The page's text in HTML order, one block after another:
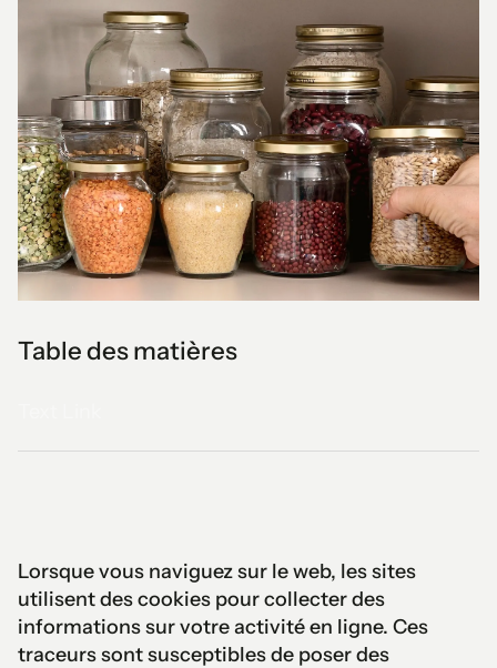
Table des matières
Lorsque vous naviguez sur le web, les sites
utilisent des cookies pour collecter des
informations sur votre activité en ligne. Ces
traceurs sont susceptibles de poser des